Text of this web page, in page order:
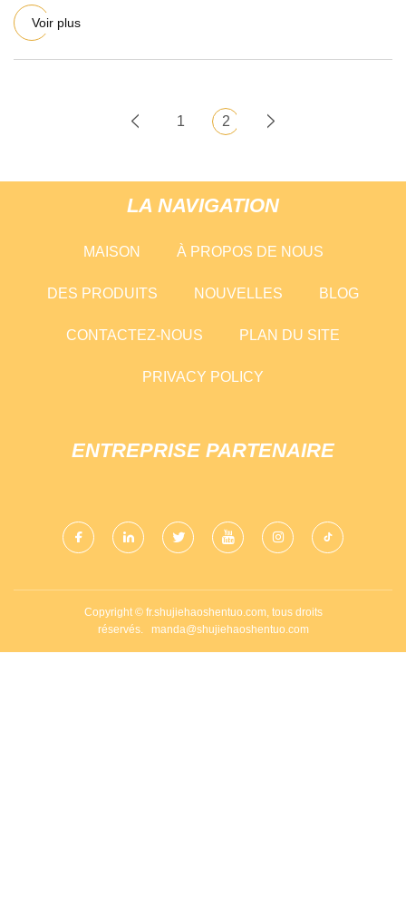
équipement d'a
Voir plus
1 2
LA NAVIGATION
MAISON À PROPOS DE NOUS
DES PRODUITS NOUVELLES BLOG
CONTACTEZ-NOUS PLAN DU SITE
PRIVACY POLICY
ENTREPRISE PARTENAIRE
Copyright © fr.shujiehaoshentuo.com, tous droits
réservés. manda@shujiehaoshentuo.com